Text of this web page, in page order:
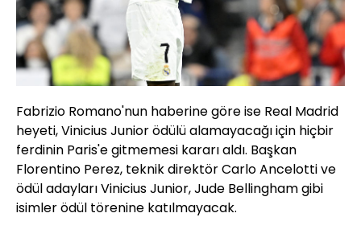
Fabrizio Romano'nun haberine göre ise Real Madrid
heyeti, Vinicius Junior ödülü alamayacağı için hiçbir
ferdinin Paris'e gitmemesi kararı aldı. Başkan
Florentino Perez, teknik direktör Carlo Ancelotti ve
ödül adayları Vinicius Junior, Jude Bellingham gibi
isimler ödül törenine katılmayacak.